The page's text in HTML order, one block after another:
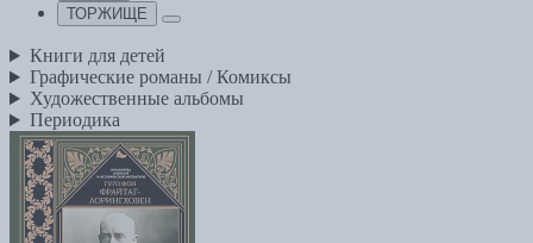
ТОРЖИЩЕ
Книги для детей
Графические романы / Комиксы
Художественные альбомы
Периодика